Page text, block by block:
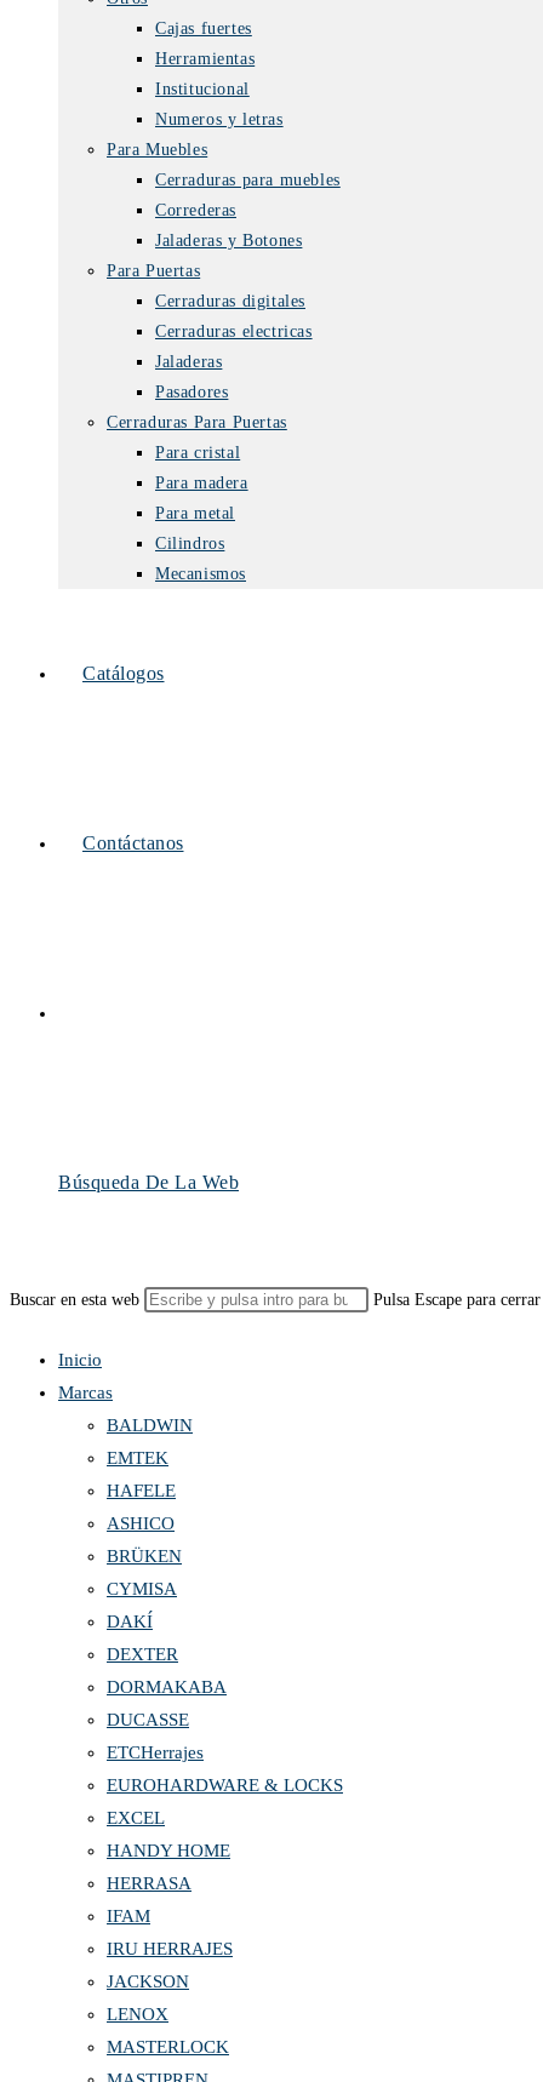
Cajas fuertes
Herramientas
Institucional
Numeros y letras
Para Muebles
Cerraduras para muebles
Correderas
Jaladeras y Botones
Para Puertas
Cerraduras digitales
Cerraduras electricas
Jaladeras
Pasadores
Cerraduras Para Puertas
Para cristal
Para madera
Para metal
Cilindros
Mecanismos
Catálogos
Contáctanos
Búsqueda De La Web
Buscar en esta web Pulsa Escape para
Inicio
Marcas
BALDWIN
EMTEK
HAFELE
ASHICO
BRÜKEN
CYMISA
DAKÍ
DEXTER
DORMAKABA
DUCASSE
ETCHerrajes
EUROHARDWARE & LOCKS
EXCEL
HANDY HOME
HERRASA
IFAM
IRU HERRAJES
JACKSON
LENOX
MASTERLOCK